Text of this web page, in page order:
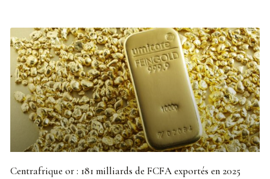
Centrafrique or : 181 milliards de FCFA exportés en 2025